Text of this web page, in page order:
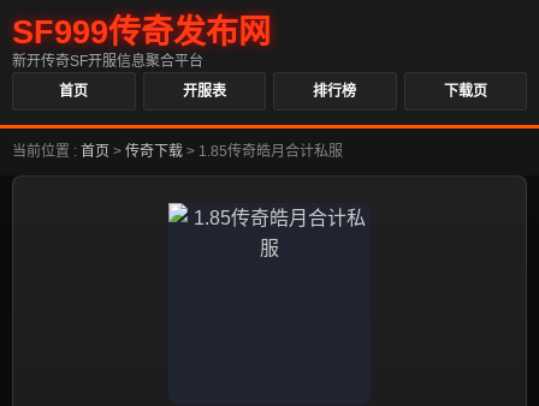
SF999传奇发布网
新开传奇SF开服信息聚合平台
首页
开服表 排行榜 下载页
当前位置 : 首页 > 传奇下载 > 1.85传奇皓月合计私服